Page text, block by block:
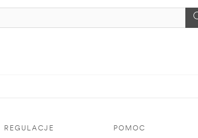
REGULACJE POMOC